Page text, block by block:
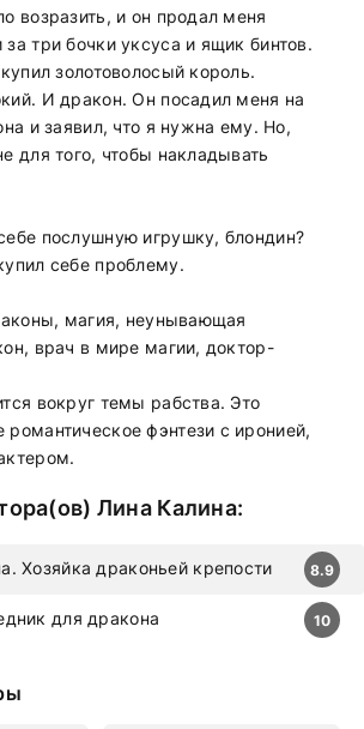
возразить, и он продал меня
три бочки уксуса и ящик бинтов.
золотоволосый король.
И дракон. Он посадил меня на
и заявил, что я нужна ему. Но,
для того, чтобы накладывать
послушную игрушку, блондин?
себе проблему.
магия, неунывающая
врач в мире магии, доктор-
вокруг темы рабства. Это
романтическое фэнтези с иронией,
Лина Калина:
для дракона 10
Хозяйка драконьей крепости 8.9